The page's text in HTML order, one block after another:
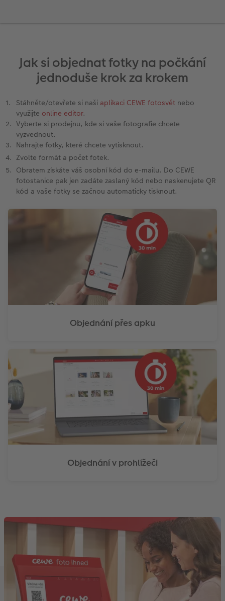
Garance spokojenosti
CEWE myPhotos
Art Collection
Novinky
Vícedílné fotografie ihned
Velké formáty ihned
Koláž ihned
Art Prints
Rámy
Samolepky z fotky
CEWE myPhotos
Novinky
Gallery Print
Svatební cedule
Vícedílné obrazy
Fotokoláž
CEWE myPhotos
Novinky
Art Prints
Dárková krabička
CEWE FOTOKNIHA dětská
CEWE myPhotos
Novinky
Další události
CEWE myPhotos
Designové fotoobrazy
Kronika roku
Fotografické soutěže
Jak si objednat fotky na počkání
jednoduše krok za krokem
Stáhněte/otevřete si naši aplikaci CEWE fotosvět nebo
využijte online editor.
Vyberte si prodejnu, kde si vaše fotografie chcete
vyzvednout.
Nahrajte fotky, které chcete vytisknout.
Zvolte formát a počet fotek.
Obratem získáte váš osobní kód do e-mailu. Do CEWE
fotostanice pak jen zadáte zaslaný kód nebo naskenujete QR
kód a vaše fotky se začnou automaticky tisknout.
Objednání přes apku
Objednání v prohlížeči